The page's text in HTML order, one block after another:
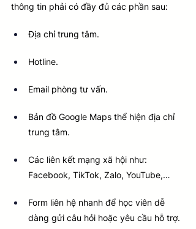
thông tin phải có đầy đủ các phần sau:
Địa chỉ trung tâm.
Hotline.
Email phòng tư vấn.
Bản đồ Google Maps thể hiện địa chỉ
trung tâm.
Các liên kết mạng xã hội như:
Facebook, TikTok, Zalo, YouTube,…
Form liên hệ nhanh để học viên dễ
dàng gửi câu hỏi hoặc yêu cầu hỗ trợ.